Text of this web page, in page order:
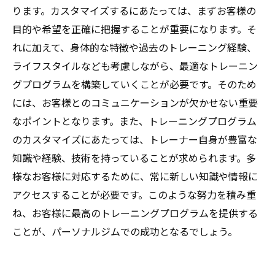
ります。カスタマイズするにあたっては、まずお客様の
目的や希望を正確に把握することが重要になります。そ
れに加えて、身体的な特徴や過去のトレーニング経験、
ライフスタイルなども考慮しながら、最適なトレーニン
グプログラムを構築していくことが必要です。そのため
には、お客様とのコミュニケーションが欠かせない重要
なポイントとなります。また、トレーニングプログラム
のカスタマイズにあたっては、トレーナー自身が豊富な
知識や経験、技術を持っていることが求められます。多
様なお客様に対応するために、常に新しい知識や情報に
アクセスすることが必要です。このような努力を積み重
ね、お客様に最高のトレーニングプログラムを提供する
ことが、パーソナルジムでの成功となるでしょう。